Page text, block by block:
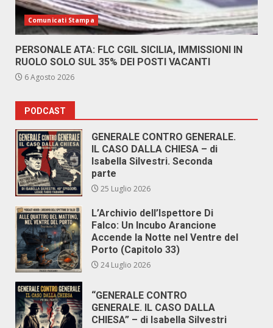
Comunicati Stampa
PERSONALE ATA: FLC CGIL SICILIA, IMMISSIONI IN
RUOLO SOLO SUL 35% DEI POSTI VACANTI
6 Agosto 2026
PODCAST
GENERALE CONTRO GENERALE.
IL CASO DALLA CHIESA – di
Isabella Silvestri. Seconda
parte
25 Luglio 2026
L’Archivio dell’Ispettore Di
Falco: Un Incubo Arancione
Accende la Notte nel Ventre del
Porto (Capitolo 33)
24 Luglio 2026
“GENERALE CONTRO
GENERALE. IL CASO DALLA
CHIESA” – di Isabella Silvestri